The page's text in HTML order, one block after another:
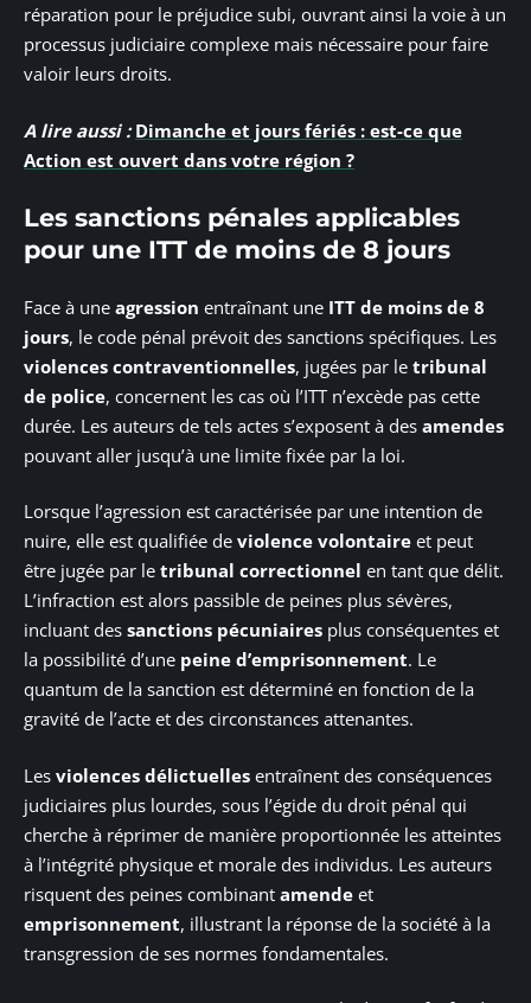
réparation pour le préjudice subi, ouvrant ainsi la voie à un
processus judiciaire complexe mais nécessaire pour faire
valoir leurs droits.
A lire aussi : Dimanche et jours fériés : est-ce que
Action est ouvert dans votre région ?
Les sanctions pénales applicables
pour une ITT de moins de 8 jours
Face à une agression entraînant une ITT de moins de 8
jours, le code pénal prévoit des sanctions spécifiques. Les
violences contraventionnelles, jugées par le tribunal
de police, concernent les cas où l’ITT n’excède pas cette
durée. Les auteurs de tels actes s’exposent à des amendes
pouvant aller jusqu’à une limite fixée par la loi.
Lorsque l’agression est caractérisée par une intention de
nuire, elle est qualifiée de violence volontaire et peut
être jugée par le tribunal correctionnel en tant que délit.
L’infraction est alors passible de peines plus sévères,
incluant des sanctions pécuniaires plus conséquentes et
la possibilité d’une peine d’emprisonnement. Le
quantum de la sanction est déterminé en fonction de la
gravité de l’acte et des circonstances attenantes.
Les violences délictuelles entraînent des conséquences
judiciaires plus lourdes, sous l’égide du droit pénal qui
cherche à réprimer de manière proportionnée les atteintes
à l’intégrité physique et morale des individus. Les auteurs
risquent des peines combinant amende et
emprisonnement, illustrant la réponse de la société à la
transgression de ses normes fondamentales.